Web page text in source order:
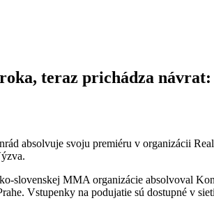
teraz prichádza
absolvuje svoju premiéru v organizácii
slovenskej MMA organizácie absolvoval
Vstupenky na podujatie sú dostupné v sieti